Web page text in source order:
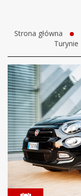
Strona główna
Turynie